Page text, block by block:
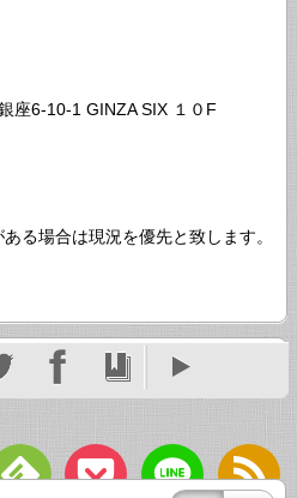
座6-10-1 GINZA SIX １０F
る場合は現況を優先と致します。